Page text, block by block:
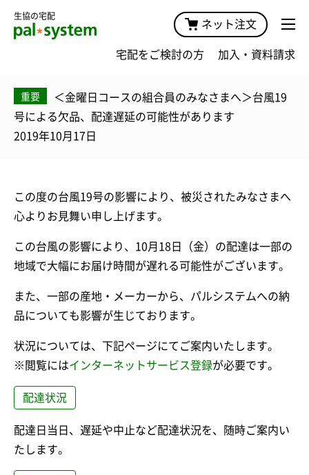
生協の宅配
ネット注文
宅配をご検討の方 加入・資料請求
重要
＜金曜日コースの組合員のみなさまへ＞台風19
号による欠品、配達遅延の可能性があります
2019年10月17日
この度の台風19号の影響により、被災されたみなさまへ
心よりお見舞い申し上げます。
この台風の影響により、10月18日（金）の配達は一部の
地域で大幅にお届け時間が遅れる可能性がございます。
また、一部の産地・メーカーから、パルシステムへの納
品についても影響が生じております。
状況については、下記ページにてご案内いたします。
※閲覧にはインターネットサービス登録が必要です。
配達状況
配達日当日、遅延や中止など配達状況を、随時ご案内い
たします。